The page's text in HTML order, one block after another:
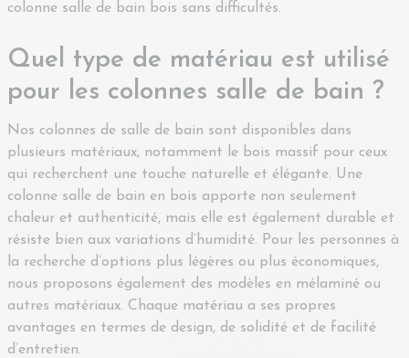
colonne salle de bain bois sans difficultés.
Quel type de matériau est utilisé
pour les colonnes salle de bain ?
Nos colonnes de salle de bain sont disponibles dans
plusieurs matériaux, notamment le bois massif pour ceux
qui recherchent une touche naturelle et élégante. Une
colonne salle de bain en bois apporte non seulement
chaleur et authenticité, mais elle est également durable et
résiste bien aux variations d’humidité. Pour les personnes à
la recherche d’options plus légères ou plus économiques,
nous proposons également des modèles en mélaminé ou
autres matériaux. Chaque matériau a ses propres
avantages en termes de design, de solidité et de facilité
d’entretien.